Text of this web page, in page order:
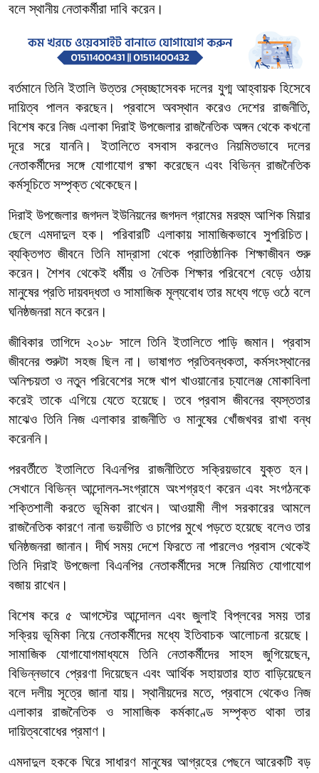
বলে স্থানীয় নেতাকর্মীরা দাবি করেন।
বর্তমানে তিনি ইতালি উত্তর স্বেচ্ছাসেবক দলের যুগ্ম আহ্বায়ক হিসেবে
দায়িত্ব পালন করছেন। প্রবাসে অবস্থান করেও দেশের রাজনীতি,
বিশেষ করে নিজ এলাকা দিরাই উপজেলার রাজনৈতিক অঙ্গন থেকে কখনো
দূরে সরে যাননি। ইতালিতে বসবাস করলেও নিয়মিতভাবে দলের
নেতাকর্মীদের সঙ্গে যোগাযোগ রক্ষা করেছেন এবং বিভিন্ন রাজনৈতিক
কর্মসূচিতে সম্পৃক্ত থেকেছেন।
দিরাই উপজেলার জগদল ইউনিয়নের জগদল গ্রামের মরহুম আশিক মিয়ার
ছেলে এমদাদুল হক। পরিবারটি এলাকায় সামাজিকভাবে সুপরিচিত।
ব্যক্তিগত জীবনে তিনি মাদ্রাসা থেকে প্রাতিষ্ঠানিক শিক্ষাজীবন শুরু
করেন। শৈশব থেকেই ধর্মীয় ও নৈতিক শিক্ষার পরিবেশে বেড়ে ওঠায়
মানুষের প্রতি দায়বদ্ধতা ও সামাজিক মূল্যবোধ তার মধ্যে গড়ে ওঠে বলে
ঘনিষ্ঠজনরা মনে করেন।
জীবিকার তাগিদে ২০১৮ সালে তিনি ইতালিতে পাড়ি জমান। প্রবাস
জীবনের শুরুটা সহজ ছিল না। ভাষাগত প্রতিবন্ধকতা, কর্মসংস্থানের
অনিশ্চয়তা ও নতুন পরিবেশের সঙ্গে খাপ খাওয়ানোর চ্যালেঞ্জ মোকাবিলা
করেই তাকে এগিয়ে যেতে হয়েছে। তবে প্রবাস জীবনের ব্যস্ততার
মাঝেও তিনি নিজ এলাকার রাজনীতি ও মানুষের খোঁজখবর রাখা বন্ধ
করেননি।
পরবর্তীতে ইতালিতে বিএনপির রাজনীতিতে সক্রিয়ভাবে যুক্ত হন।
সেখানে বিভিন্ন আন্দোলন-সংগ্রামে অংশগ্রহণ করেন এবং সংগঠনকে
শক্তিশালী করতে ভূমিকা রাখেন। আওয়ামী লীগ সরকারের আমলে
রাজনৈতিক কারণে নানা ভয়ভীতি ও চাপের মুখে পড়তে হয়েছে বলেও তার
ঘনিষ্ঠজনরা জানান। দীর্ঘ সময় দেশে ফিরতে না পারলেও প্রবাস থেকেই
তিনি দিরাই উপজেলা বিএনপির নেতাকর্মীদের সঙ্গে নিয়মিত যোগাযোগ
বজায় রাখেন।
বিশেষ করে ৫ আগস্টের আন্দোলন এবং জুলাই বিপ্লবের সময় তার
সক্রিয় ভূমিকা নিয়ে নেতাকর্মীদের মধ্যে ইতিবাচক আলোচনা রয়েছে।
সামাজিক যোগাযোগমাধ্যমে তিনি নেতাকর্মীদের সাহস জুগিয়েছেন,
বিভিন্নভাবে প্রেরণা দিয়েছেন এবং আর্থিক সহায়তার হাত বাড়িয়েছেন
বলে দলীয় সূত্রে জানা যায়। স্থানীয়দের মতে, প্রবাসে থেকেও নিজ
এলাকার রাজনৈতিক ও সামাজিক কর্মকাণ্ডে সম্পৃক্ত থাকা তার
দায়িত্ববোধের প্রমাণ।
এমদাদুল হককে ঘিরে সাধারণ মানুষের আগ্রহের পেছনে আরেকটি বড়